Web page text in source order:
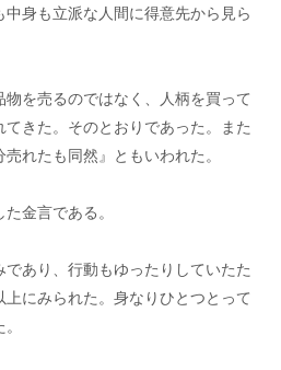
身も立派な人間に得意先から見ら
を売るのではなく、人柄を買って
きた。そのとおりであった。また
れたも同然』ともいわれた。
金言である。
あり、行動もゆったりしていたた
にみられた。身なりひとつとって